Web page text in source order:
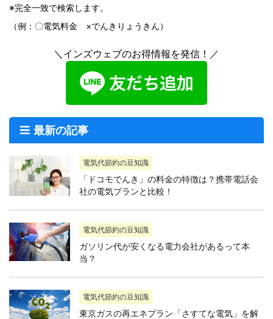
※完全一致で検索します。
（例：〇電気料金 ×でんきりょうきん）
＼インズウェブのお得情報を発信！／
最新の記事
電気代節約の豆知識
「ドコモでんき」の料金の特徴は？携帯電話会
社の電気プランと比較！
電気代節約の豆知識
ガソリン代が安くなる電力会社があるって本
当？
電気代節約の豆知識
東京ガスの再エネプラン「さすてな電気」を解